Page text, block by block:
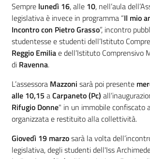
Sempre lunedì 16, alle 10, nell’aula
legislativa è invece in programma “Il mio
Incontro con Pietro Grasso”, incontro
studentesse e studenti dell’Istituto
Reggio Emiliae dell’Istituto Comprensivo
di Ravenna.
L’assessora Mazzoni sarà poi presente
alle 10,15 aCarpaneto (Pc)
Rifugio Donne" in un immobile confiscato
organizzata e restituito alla collettività.
Giovedì 19 marzosarà la volta
legislativa, degli studenti dell'Iss